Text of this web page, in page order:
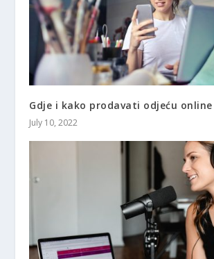
Gdje i kako prodavati odjeću online
July 10, 2022